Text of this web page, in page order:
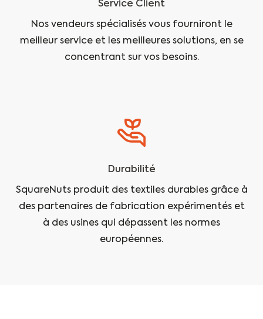
Service Client
Nos vendeurs spécialisés vous fourniront le
meilleur service et les meilleures solutions, en se
concentrant sur vos besoins.
Durabilité
SquareNuts produit des textiles durables grâce à
des partenaires de fabrication expérimentés et
à des usines qui dépassent les normes
européennes.